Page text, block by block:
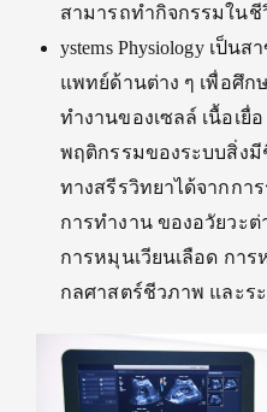
สามารถทำกิจกรรมใน
ystems Physiology เป็น
แพทย์ด้านต่าง ๆ เพื่อศึก
ทำงานของเซลล์ เนื้อเยื่
พฤติกรรมของระบบสิ่ง
ทางสรีรวิทยาได้จากกา
การทำงาน ของอวัยวะต่
การหมุนเวียนเลือด การ
กลศาสตร์ชีวภาพ และร